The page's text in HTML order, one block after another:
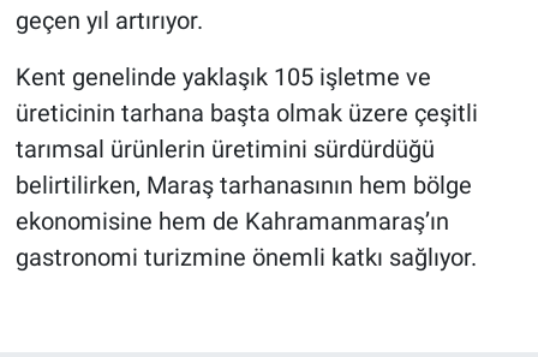
geçen yıl artırıyor.
Kent genelinde yaklaşık 105 işletme ve
üreticinin tarhana başta olmak üzere çeşitli
tarımsal ürünlerin üretimini sürdürdüğü
belirtilirken, Maraş tarhanasının hem bölge
ekonomisine hem de Kahramanmaraş’ın
gastronomi turizmine önemli katkı sağlıyor.